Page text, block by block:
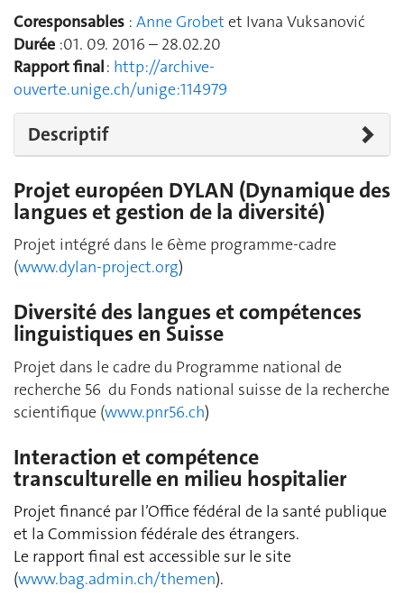
Coresponsables : Anne Grobet et Ivana Vuksanović
Durée :01. 09. 2016 – 28.02.20
Rapport final: http://archive-
ouverte.unige.ch/unige:114979
Descriptif
Projet européen DYLAN (Dynamique des
langues et gestion de la diversité)
Projet intégré dans le 6ème programme-cadre
(www.dylan-project.org)
Diversité des langues et compétences
linguistiques en Suisse
Projet dans le cadre du Programme national de
recherche 56 du Fonds national suisse de la recherche
scientifique (www.pnr56.ch)
Interaction et compétence
transculturelle en milieu hospitalier
Projet financé par l’Office fédéral de la santé publique
et la Commission fédérale des étrangers.
Le rapport final est accessible sur le site
(www.bag.admin.ch/themen).